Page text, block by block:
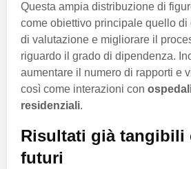
Questa ampia distribuzione di
come obiettivo principale quello di
di valutazione e migliorare il
riguardo il grado di dipendenza.
aumentare il numero di rapporti e
così come interazioni con
residenziali.
Risultati già tangibili
futuri